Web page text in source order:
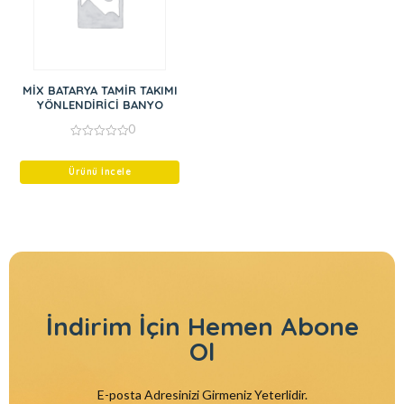
MİX BATARYA TAMİR TAKIMI
YÖNLENDİRİCİ BANYO
of
0
Ürünü İncele
İndirim İçin Hemen Abone
Ol
E-posta Adresinizi Girmeniz Yeterlidir.